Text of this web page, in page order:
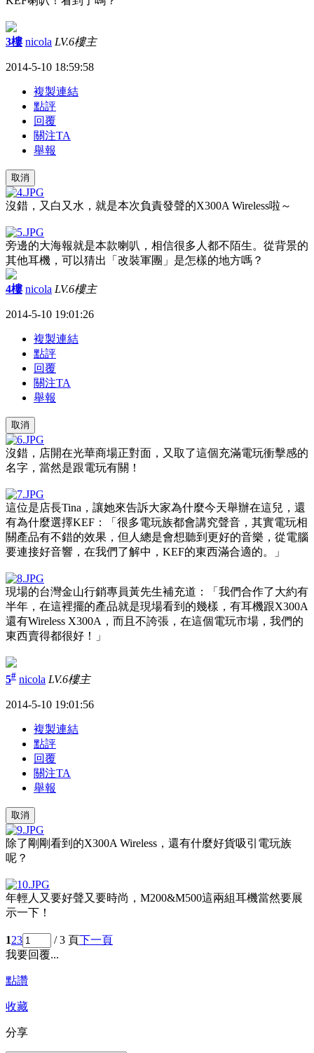
3樓 nicola LV.6樓主
2014-5-10 18:59:58
複製連結
點評
回覆
關注TA
舉報
取消
沒錯，又白又水，就是本次負責發聲的X300A Wireless啦～
旁邊的大海報就是本款喇叭，相信很多人都不陌生。從背景的
其他耳機，可以猜出「改裝軍團」是怎樣的地方嗎？
4樓 nicola LV.6樓主
2014-5-10 19:01:26
複製連結
點評
回覆
關注TA
舉報
取消
沒錯，店開在光華商場正對面，又取了這個充滿電玩衝擊感的
名字，當然是跟電玩有關！
這位是店長Tina ，讓她來告訴大家為什麼今天舉辦在這兒，還
有為什麼選擇KEF ：「很多電玩族都會講究聲音，其實電玩相
關產品有不錯的效果，但人總是會想聽到更好的音樂，從電腦
要連接好音響，在我們了解中， KEF的東西滿合適的。」
現場的台灣金山行銷專員黃先生補充道：「我們合作了大約有
半年，在這裡擺的產品就是現場看到的幾樣，有耳機跟X300A
還有Wireless X300A ，而且不誇張，在這個電玩市場，我們的
東西賣得都很好！」
5# nicola LV.6樓主
2014-5-10 19:01:56
複製連結
點評
回覆
關注TA
舉報
取消
除了剛剛看到的X300A Wireless ，還有什麼好貨吸引電玩族
呢？
年輕人又要好聲又要時尚， M200&M500這兩組耳機當然要展
示一下！
123 / 3 頁下一頁
我要回覆...
點讚
收藏
分享